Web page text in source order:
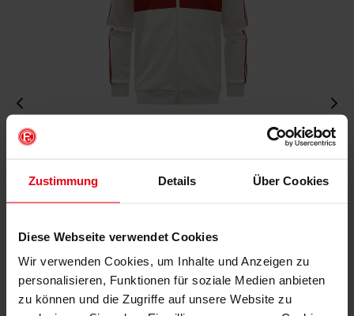
Zustimmung Details Über Cookies
Diese Webseite verwendet Cookies
Wir verwenden Cookies, um Inhalte und Anzeigen zu
personalisieren, Funktionen für soziale Medien anbieten
zu können und die Zugriffe auf unsere Website zu
Fortuna x adidas Trackjacket "Originals" Off-White
Mitgliederpreis: € 89,96